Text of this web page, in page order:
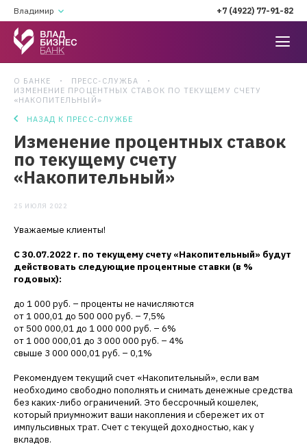
Владимир +7 (4922) 77-91-82
О БАНКЕ
ПРЕСС-СЛУЖБА
ИЗМЕНЕНИЕ ПРОЦЕНТНЫХ СТАВОК ПО ТЕКУЩЕМУ СЧЕТУ
«НАКОПИТЕЛЬНЫЙ»
НАЗАД К ПРЕСС-СЛУЖБЕ
Изменение процентных ставок
по текущему счету
«Накопительный»
25 ИЮЛЯ 2022
Уважаемые клиенты!
С 30.07.2022 г. по текущему счету «Накопительный» будут
действовать следующие процентные ставки (в %
годовых):
до 1 000 руб. – проценты не начисляются
от 1 000,01 до 500 000 руб. – 7,5%
от 500 000,01 до 1 000 000 руб. – 6%
от 1 000 000,01 до 3 000 000 руб. – 4%
свыше 3 000 000,01 руб. – 0,1%
Рекомендуем текущий счет «Накопительный», если вам
необходимо свободно пополнять и снимать денежные средства
без каких-либо ограничений. Это бессрочный кошелек,
который приумножит ваши накопления и сбережет их от
импульсивных трат. Счет с текущей доходностью, как у
вкладов.